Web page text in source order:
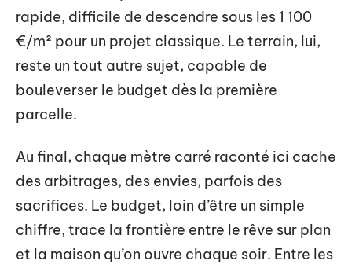
rapide, difficile de descendre sous les 1 100
€/m² pour un projet classique. Le terrain, lui,
reste un tout autre sujet, capable de
bouleverser le budget dès la première
parcelle.
Au final, chaque mètre carré raconté ici cache
des arbitrages, des envies, parfois des
sacrifices. Le budget, loin d’être un simple
chiffre, trace la frontière entre le rêve sur plan
et la maison qu’on ouvre chaque soir. Entre les